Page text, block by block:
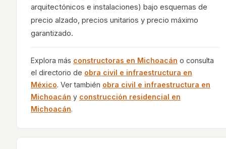
arquitectónicos e instalaciones) bajo esquemas de
precio alzado, precios unitarios y precio máximo
garantizado.
Explora más constructoras en Michoacán o consulta
el directorio de obra civil e infraestructura en
México. Ver también obra civil e infraestructura en
Michoacán y construcción residencial en
Michoacán.